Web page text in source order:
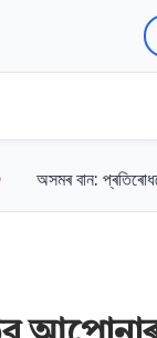
অসমৰ বান: প্ৰতিৰোধযোগ্য